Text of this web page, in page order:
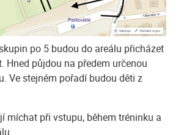
po 5 budou do areálu přicházet
Hned půjdou na předem určenou
Ve stejném pořadí budou děti z
míchat při vstupu, během tréninku a